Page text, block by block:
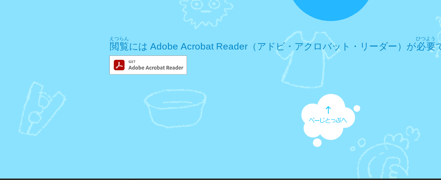
閲覧
えつらん
には Adobe Acrobat Reader（アドビ・アクロバット・リーダー）が必要
ひつよう